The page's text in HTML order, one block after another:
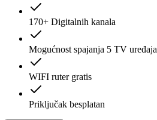
170+ Digitalnih kanala
Mogućnost spajanja 5 TV uređaja
WIFI ruter gratis
Priključak besplatan